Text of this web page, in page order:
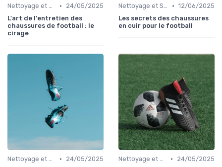
Nettoyage et Soins •
24/05/2025
L'art de l'entretien des
chaussures de football : le
cirage
Nettoyage et Soins • 12/06/2025
Les secrets des chaussures
en cuir pour le football
Nettoyage et Soins •
24/05/2025
Nettoyage et Soins •
24/05/2025